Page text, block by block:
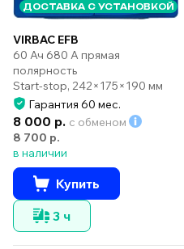
ДОСТАВКА С УСТАНОВКОЙ
VIRBAC EFB
60 Ач 680 А прямая
полярность
Start-stop, 242×175×190 мм
Гарантия 60 мес.
8 000 р. с обменом
8 700 р.
в наличии
Купить
3 ч